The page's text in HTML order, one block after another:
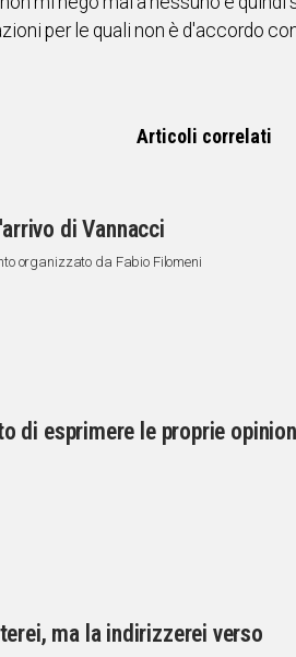
per le quali non è d'accordo
Articoli correlati
di Vannacci
organizzato da Fabio Filomeni
di esprimere le proprie
ma la indirizzerei verso